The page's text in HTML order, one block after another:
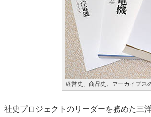
経営史、商品史、アーカイブス
社史プロジェクトのリーダーを務めた三